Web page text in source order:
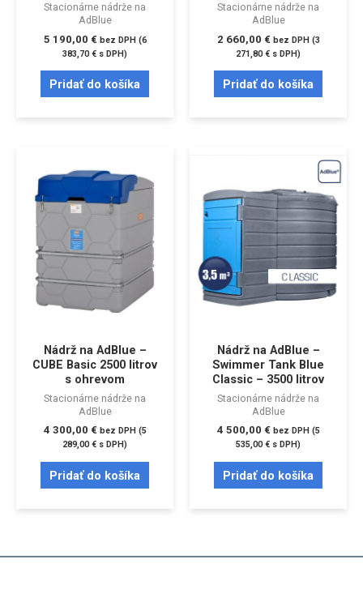
Stacionárne nádrže na
AdBlue
5 190,00 € bez DPH (6
383,70€ s DPH)
Pridať do košíka
Stacionárne nádrže na
AdBlue
2 660,00 € bez DPH (3
271,80€ s DPH)
Pridať do košíka
Nádrž na AdBlue –
CUBE Basic 2500 litrov
s ohrevom
Stacionárne nádrže na
AdBlue
4 300,00 € bez DPH (5
289,00€ s DPH)
Pridať do košíka
Nádrž na AdBlue –
Swimmer Tank Blue
Classic – 3500 litrov
Stacionárne nádrže na
AdBlue
4 500,00 € bez DPH (5
535,00€ s DPH)
Pridať do košíka